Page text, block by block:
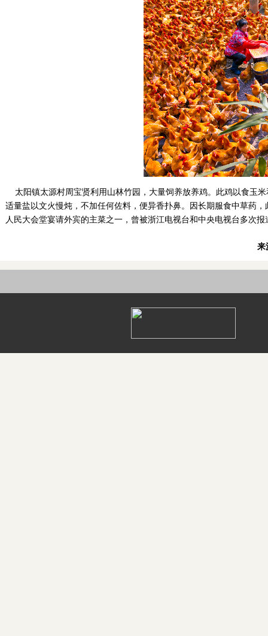
太阳镇太源村周宝贤利用山林竹园，大量饲养放养鸡。此鸡以食玉
适量盐以文火慢炖，不加任何佐料，便异香扑鼻。因长期服食中草药
人民大会堂宴请外宾的主菜之一，曾被浙江电视台和中央电视台多次报
来